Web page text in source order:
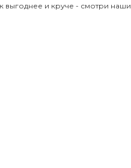
выгоднее и круче - смотри наши